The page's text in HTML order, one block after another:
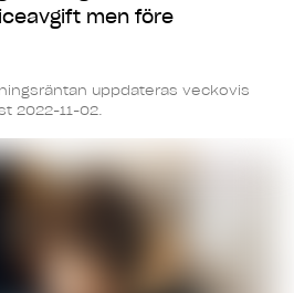
men före
uppdateras veckovis
2022-11-02.